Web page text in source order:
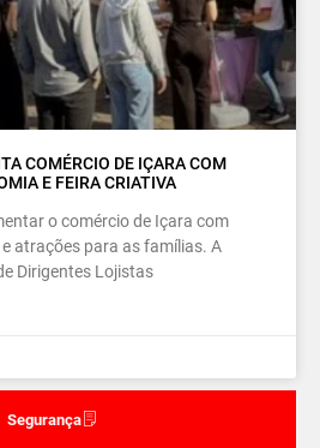
Segurança
COMÉRCIO DE IÇARA COM
E FEIRA CRIATIVA
o comércio de Içara com
atrações para as famílias. A
Dirigentes Lojistas